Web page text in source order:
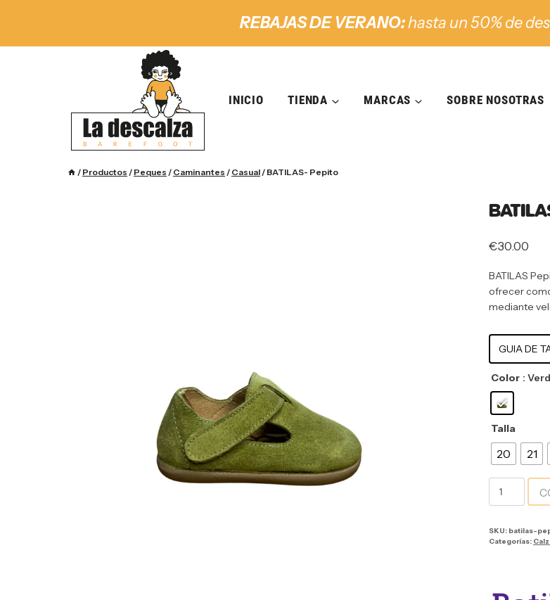
REBAJAS DE VERANO:hasta un 50% de
INICIO TIENDA MARCAS SOBRE NOSOTRAS
/ Productos / Peques / Caminantes / Casual / BATILAS- Pepito
€30.00
BATILAS
ofrecer
mediante
GUIA DE
Color :
Talla
20 21
SKU: batilas-
Categorías: